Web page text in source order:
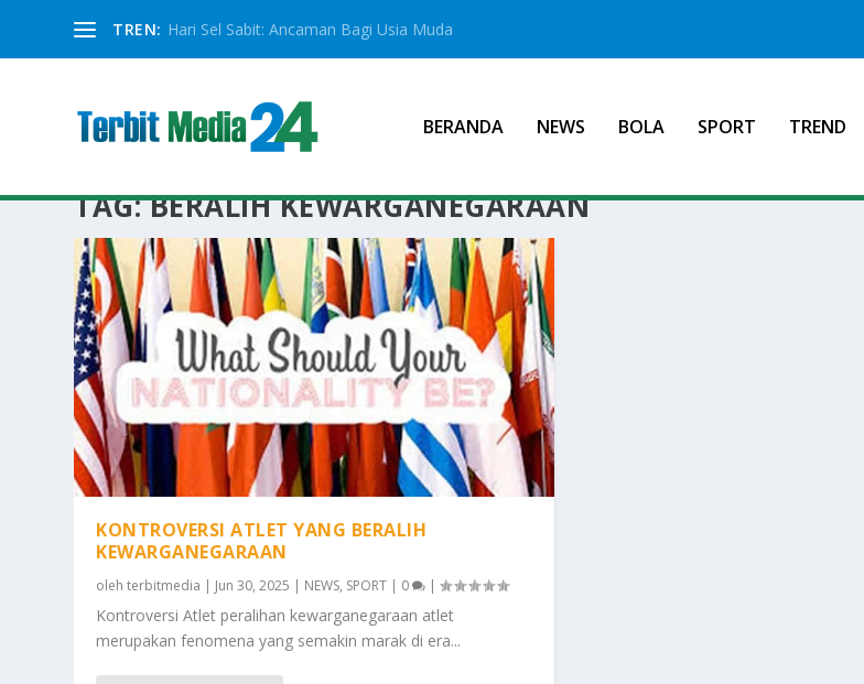
TREN: Hari Sel Sabit: Ancaman Bagi Usia Muda
BERANDA NEWS BOLA SPORT TREND
TAG:BERALIH KEWARGANEGARAAN
KONTROVERSI ATLET YANG BERALIH
KEWARGANEGARAAN
olehterbitmedia | Jun 30, 2025 | NEWS, SPORT | 0 |
Kontroversi Atlet peralihan kewarganegaraan atlet
merupakan fenomena yang semakin marak di era...